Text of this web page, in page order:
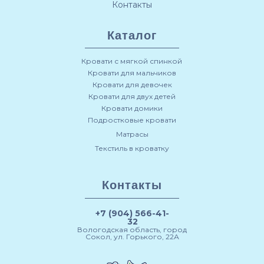
Каталог
Контакты
+7 (904) 566-41-
32
Вологодская область, город
Сокол, ул. Горького, 22А
Кровати с мягкой спинкой
Кровати для мальчиков
Кровати для девочек
Кровати для двух детей
Подростковые кровати
Кровати домики
Матрасы
Текстиль в кроватку
Контакты